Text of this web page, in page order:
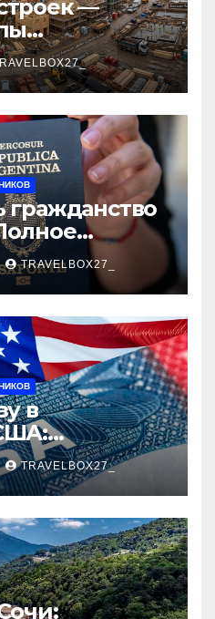
—
проверка
сценарии
и
гражданство
TRAVELBOX27_
в
TRAVELBOX27_